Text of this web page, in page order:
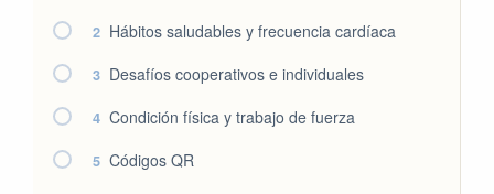
2 Hábitos saludables y frecuencia cardíaca
3 Desafíos cooperativos e individuales
4 Condición física y trabajo de fuerza
5 Códigos QR